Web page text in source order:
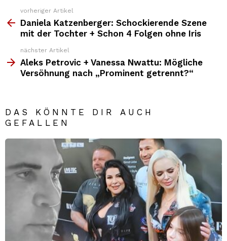
Weitere
Top
News
vorheriger Artikel
Daniela Katzenberger: Schockierende Szene
mit der Tochter + Schon 4 Folgen ohne Iris
nächster Artikel
Aleks Petrovic + Vanessa Nwattu: Mögliche
Versöhnung nach „Prominent getrennt?“
DAS KÖNNTE DIR AUCH
GEFALLEN